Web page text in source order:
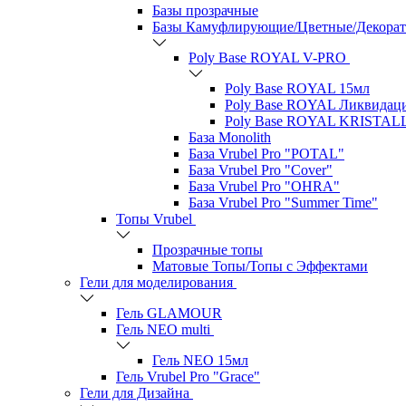
Базы прозрачные
Базы Камуфлирующие/Цветные/
Poly Base ROYAL V-PRO
Poly Base ROYAL 15мл
Poly Base ROYAL
Poly Base ROYAL
База Monolith
База Vrubel Pro "POTAL"
База Vrubel Pro "Сover"
База Vrubel Pro "OHRA"
База Vrubel Pro "Summer Time"
Топы Vrubel
Прозрачные топы
Матовые Топы/Топы с Эффектами
Гели для моделирования
Гель GLAMOUR
Гель NEO multi
Гель NEO 15мл
Гель Vrubel Pro "Grace"
Гели для Дизайна